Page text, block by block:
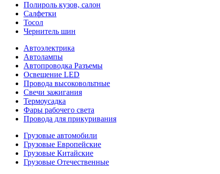
Полироль кузов, салон
Салфетки
Тосол
Чернитель шин
Автоэлектрика
Автолампы
Автопроводка Разъемы
Освещение LED
Провода высоковольтные
Свечи зажигания
Термоусадка
Фары рабочего света
Провода для прикуривания
Грузовые автомобили
Грузовые Европейские
Грузовые Китайские
Грузовые Отечественные